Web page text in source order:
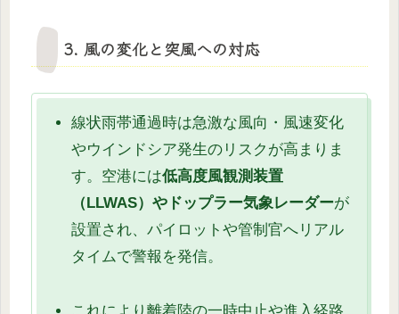
3. 風の変化と突風への対応
線状雨帯通過時は急激な風向・風速変化
やウインドシア発生のリスクが高まりま
す。空港には低高度風観測装置
（LLWAS）や ドップラー気象レーダーが
設置され、パイロットや管制官へリアル
タイムで警報を発信。